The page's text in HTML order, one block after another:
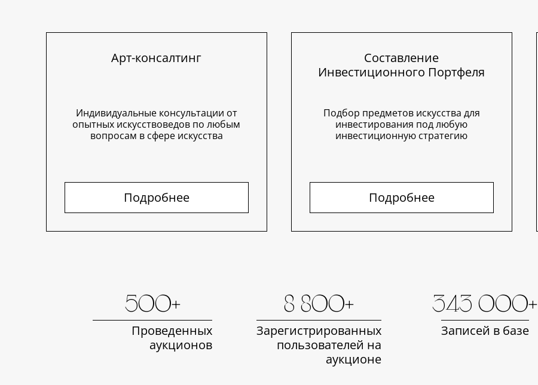
Арт-консалтинг
Индивидуальные консультации от
опытных искусствоведов по любым
вопросам в сфере искусства
Подробнее
Составление
Инвестиционного Портфеля
Подбор предметов искусства для
инвестирования под любую
инвестиционную стратегию
Подробнее
500+
Проведенных
аукционов
8 800+
Зарегистрированных
пользователей на
аукционе
343 000+
Записей в базе